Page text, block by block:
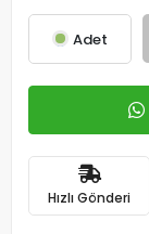
Adet
Hızlı Gönderi